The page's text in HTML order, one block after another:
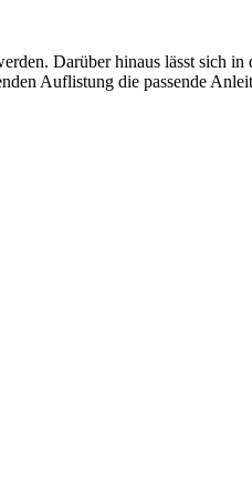
Darüber hinaus lässt sich in
Auflistung die passende